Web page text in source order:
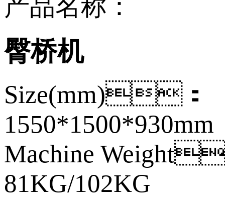
产品名称：
臀桥机
Size(mm)：
1550*1500*930mm
Machine
81KG/102KG